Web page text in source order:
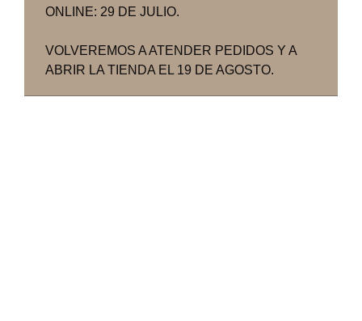
ONLINE: 29 DE JULIO.
VOLVEREMOS A ATENDER PEDIDOS Y A
ABRIR LA TIENDA EL 19 DE AGOSTO.